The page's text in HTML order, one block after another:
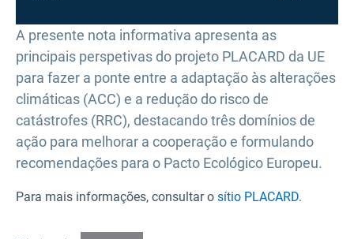
A presente nota informativa apresenta as
principais perspetivas do projeto PLACARD da UE
para fazer a ponte entre a adaptação às alterações
climáticas (ACC) e a redução do risco de
catástrofes (RRC), destacando três domínios de
ação para melhorar a cooperação e formulando
recomendações para o Pacto Ecológico Europeu.
Para mais informações, consultar o sítio PLACARD.